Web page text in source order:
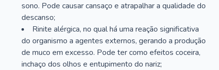
sono. Pode causar cansaço e atrapalhar a qualidade do
descanso;
Rinite alérgica, no qual há uma reação significativa
do organismo a agentes externos, gerando a produção
de muco em excesso. Pode ter como efeitos coceira,
inchaço dos olhos e entupimento do nariz;